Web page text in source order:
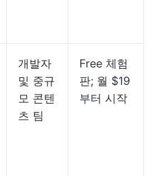
개발자
및 중규
모 콘텐
츠 팀
Free 체험
판; 월 $19
부터 시작